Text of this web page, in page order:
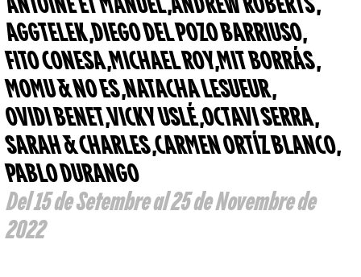
AGGTELEK,DIEGO DEL POZO BARRIUSO,
FITO CONESA,MICHAEL ROY,MIT BORRÁS,
MOMU & NO ES,NATACHA LESUEUR,
OVIDI BENET,VICKY USLÉ,OCTAVI SERRA,
SARAH & CHARLES,CARMEN ORTÍZ BLANCO,
PABLO DURANGO
Del 15 de Setembre al 25 de Novembre de
2022